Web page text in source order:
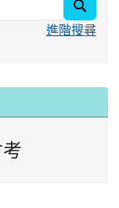
進階搜尋